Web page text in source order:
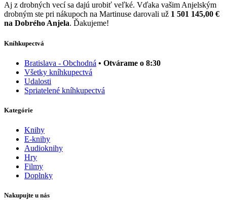
Aj z drobných vecí sa dajú urobiť veľké. Vďaka vašim Anjelským
drobným ste pri nákupoch na Martinuse darovali už 1 501 145,00 €
na Dobrého Anjela. Ďakujeme!
Kníhkupectvá
Bratislava - Obchodná • Otvárame o 8:30
Všetky kníhkupectvá
Udalosti
Spriatelené kníhkupectvá
Kategórie
Knihy
E-knihy
Audioknihy
Hry
Filmy
Doplnky
Nakupujte u nás